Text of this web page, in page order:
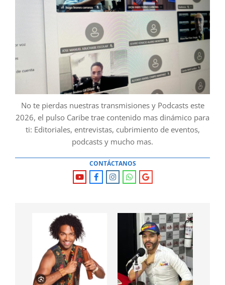
No te pierdas nuestras transmisiones y Podcasts este
2026, el pulso Caribe trae contenido mas dinámico para
ti: Editoriales, entrevistas, cubrimiento de eventos,
podcasts y mucho mas.
CONTÁCTANOS